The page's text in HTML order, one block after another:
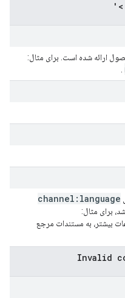
ارائه شده است. برای مثال:
channel:language
برای مثال:
بیشتر، به مستندات مرجع
[countrycode]